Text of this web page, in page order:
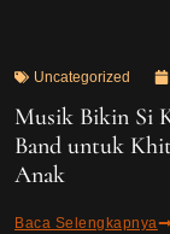
Uncategorized
Musik Bikin Si
Band untuk
Anak
Baca Selengkapnya